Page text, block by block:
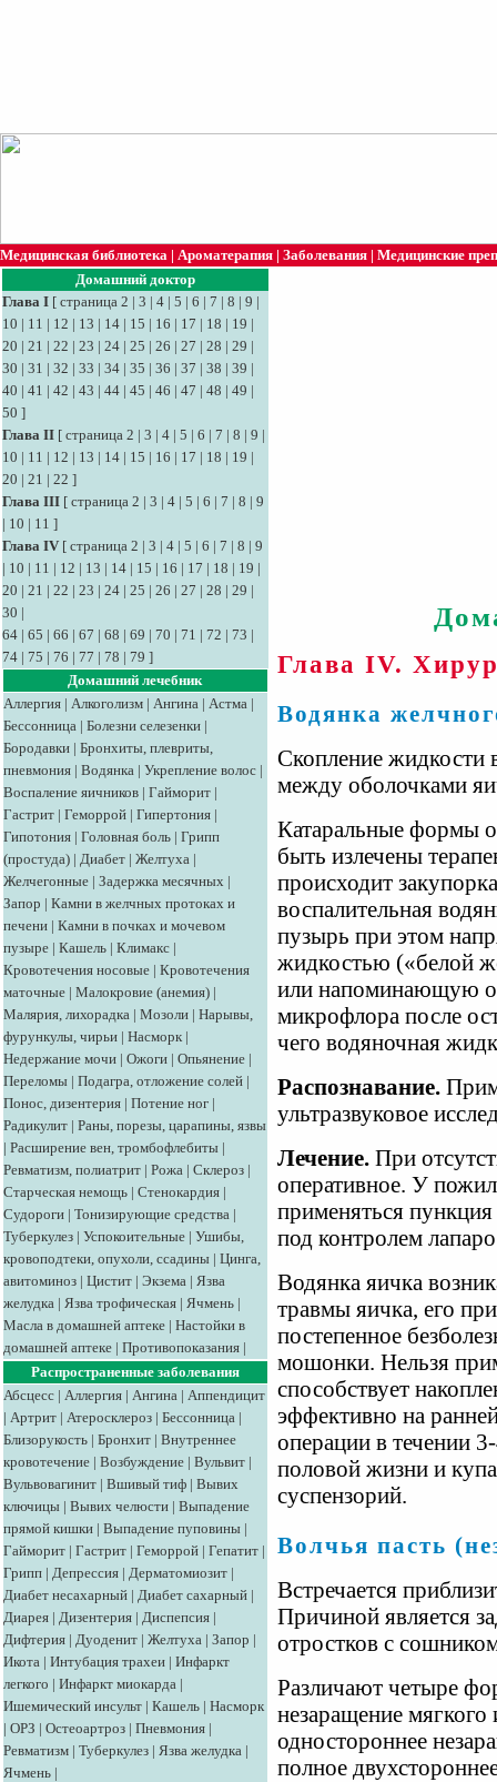
Медицинская библиотека | Ароматерапия | Заболевания | Медицинские
Домашний доктор
Глава I [ страница 2 | 3 | 4 | 5 | 6 | 7 | 8 | 9 |
10 | 11 | 12 | 13 | 14 | 15 | 16 | 17 | 18 | 19 |
20 | 21 | 22 | 23 | 24 | 25 | 26 | 27 | 28 | 29 |
30 | 31 | 32 | 33 | 34 | 35 | 36 | 37 | 38 | 39 |
40 | 41 | 42 | 43 | 44 | 45 | 46 | 47 | 48 | 49 |
50 ]
Глава II [ страница 2 | 3 | 4 | 5 | 6 | 7 | 8 | 9 |
10 | 11 | 12 | 13 | 14 | 15 | 16 | 17 | 18 | 19 |
20 | 21 | 22 ]
Глава III [ страница 2 | 3 | 4 | 5 | 6 | 7 | 8 | 9
| 10 | 11 ]
Глава IV [ страница 2 | 3 | 4 | 5 | 6 | 7 | 8 | 9
| 10 | 11 | 12 | 13 | 14 | 15 | 16 | 17 | 18 | 19 |
20 | 21 | 22 | 23 | 24 | 25 | 26 | 27 | 28 | 29 |
30 |
64 | 65 | 66 | 67 | 68 | 69 | 70 | 71 | 72 | 73 |
74 | 75 | 76 | 77 | 78 | 79 ]
Домашний лечебник
Аллергия | Алкоголизм | Ангина | Астма |
Бессонница | Болезни селезенки |
Бородавки | Бронхиты, плевриты,
пневмония | Водянка | Укрепление волос |
Воспаление яичников | Гайморит |
Гастрит | Геморрой | Гипертония |
Гипотония | Головная боль | Грипп
(простуда) | Диабет | Желтуха |
Желчегонные | Задержка месячных |
Запор | Камни в желчных протоках и
печени | Камни в почках и мочевом
пузыре | Кашель | Климакс |
Кровотечения носовые | Кровотечения
маточные | Малокровие (анемия) |
Малярия, лихорадка | Мозоли | Нарывы,
фурункулы, чирьи | Насморк |
Недержание мочи | Ожоги | Опьянение |
Переломы | Подагра, отложение солей |
Понос, дизентерия | Потение ног |
Радикулит | Раны, порезы, царапины, язвы
| Расширение вен, тромбофлебиты |
Ревматизм, полиатрит | Рожа | Склероз |
Старческая немощь | Стенокардия |
Судороги | Тонизирующие средства |
Туберкулез | Успокоительные | Ушибы,
кровоподтеки, опухоли, ссадины | Цинга,
авитоминоз | Цистит | Экзема | Язва
желудка | Язва трофическая | Ячмень |
Масла в домашней аптеке | Настойки в
домашней аптеке | Противопоказания |
Распространенные заболевания
Абсцесс | Аллергия | Ангина | Аппендицит
| Артрит | Атеросклероз | Бессонница |
Близорукость | Бронхит | Внутреннее
кровотечение | Возбуждение | Вульвит |
Вульвовагинит | Вшивый тиф | Вывих
ключицы | Вывих челюсти | Выпадение
прямой кишки | Выпадение пуповины |
Гайморит | Гастрит | Геморрой | Гепатит |
Грипп | Депрессия | Дерматомиозит |
Диабет несахарный | Диабет сахарный |
Диарея | Дизентерия | Диспепсия |
Дифтерия | Дуоденит | Желтуха | Запор |
Икота | Интубация трахеи | Инфаркт
легкого | Инфаркт миокарда |
Ишемический инсульт | Кашель | Насморк
| ОРЗ | Остеоартроз | Пневмония |
Ревматизм | Туберкулез | Язва желудка |
Ячмень |
Глава IV.
Водянка
Скопление жидкости
между оболочками
Катаральные формы
быть излечены
происходит
воспалительная
пузырь при этом
жидкостью («белой
или напоминающую
микрофлора после
чего водяночная
Распознавание.
ультразвуковое
Лечение. При
оперативное. У
применяться
под контролем
Водянка яичка
травмы яичка, его
постепенное
мошонки. Нельзя
способствует
эффективно на
операции в течении
половой жизни и
суспензорий.
Волчья пасть
Встречается
Причиной является
отростков с
Различают четыре
незаращение мягкого
одностороннее
полное